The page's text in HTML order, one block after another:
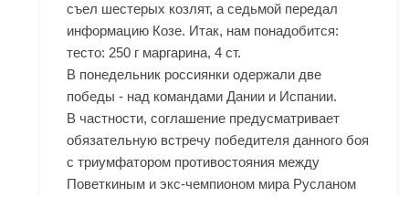
съел шестерых козлят, а седьмой передал
информацию Козе. Итак, нам понадобится:
тесто: 250 г маргарина, 4 ст.
В понедельник россиянки одержали две
победы - над командами Дании и Испании.
В частности, соглашение предусматривает
обязательную встречу победителя данного боя
с триумфатором противостояния между
Поветкиным и экс-чемпионом мира Русланом